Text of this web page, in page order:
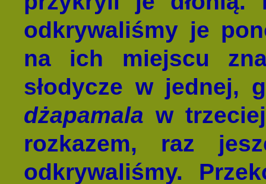
odkrywaliśmy je
na ich miejscu
słodycze w jednej,
dżapamala w
rozkazem, raz
odkrywaliśmy.